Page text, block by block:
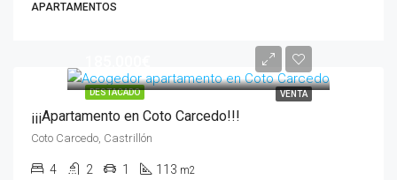
APARTAMENTOS
DESTACADO VENTA
¡¡¡Apartamento en Coto Carcedo!!!
Coto Carcedo, Castrillón
4 2 1 113 m2